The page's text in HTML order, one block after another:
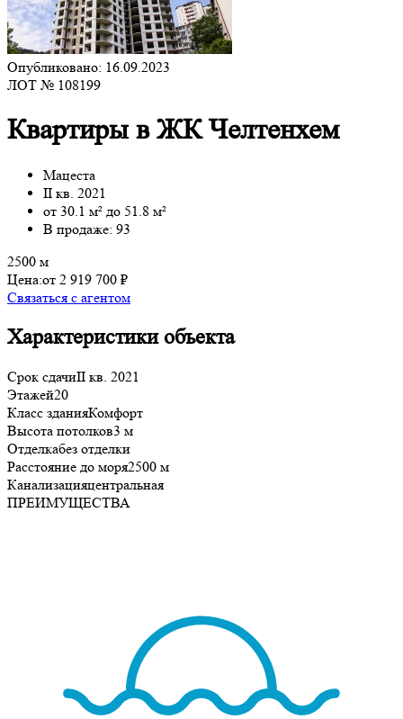
Опубликовано: 16.09.2023
ЛОТ № 108199
Квартиры в ЖК Челтенхем
Мацеста
II кв. 2021
от 30.1 м² до 51.8 м²
В продаже: 93
2500 м
Цена:от 2 919 700 ₽
Связаться с агентом
Характеристики объекта
Срок сдачиII кв. 2021
Этажей20
Класс зданияКомфорт
Высота потолков3 м
Отделкабез отделки
Расстояние до моря2500 м
Канализацияцентральная
ПРЕИМУЩЕСТВА